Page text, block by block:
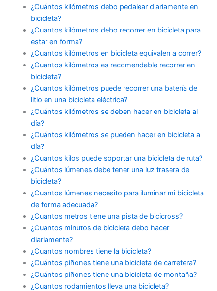
¿Cuántos kilómetros debo pedalear diariamente en
bicicleta?
¿Cuántos kilómetros debo recorrer en bicicleta para
estar en forma?
¿Cuántos kilómetros en bicicleta equivalen a correr?
¿Cuántos kilómetros es recomendable recorrer en
bicicleta?
¿Cuántos kilómetros puede recorrer una batería de
litio en una bicicleta eléctrica?
¿Cuántos kilómetros se deben hacer en bicicleta al
día?
¿Cuántos kilómetros se pueden hacer en bicicleta al
día?
¿Cuántos kilos puede soportar una bicicleta de ruta?
¿Cuántos lúmenes debe tener una luz trasera de
bicicleta?
¿Cuántos lúmenes necesito para iluminar mi bicicleta
de forma adecuada?
¿Cuántos metros tiene una pista de bicicross?
¿Cuántos minutos de bicicleta debo hacer
diariamente?
¿Cuántos nombres tiene la bicicleta?
¿Cuántos piñones tiene una bicicleta de carretera?
¿Cuántos piñones tiene una bicicleta de montaña?
¿Cuántos rodamientos lleva una bicicleta?